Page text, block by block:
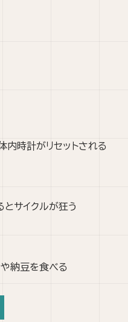
内時計がリセットされる
とサイクルが狂う
納豆を食べる